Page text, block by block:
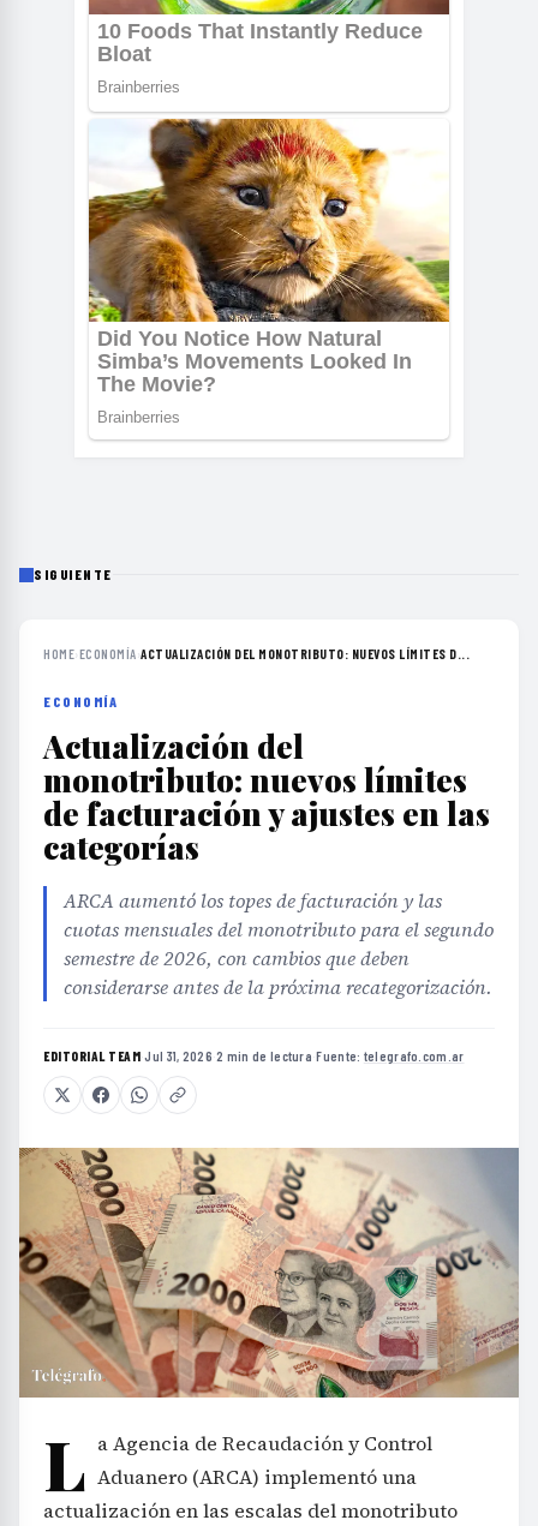
SIGUIENTE
HOME›ECONOMÍA›ACTUALIZACIÓN DEL MONOTRIBUTO: NUEVOS LÍMITES D...
ECONOMÍA
Actualización del
monotributo: nuevos límites
de facturación y ajustes en las
categorías
ARCA aumentó los topes de facturación y las
cuotas mensuales del monotributo para el segundo
semestre de 2026, con cambios que deben
considerarse antes de la próxima recategorización.
EDITORIAL TEAM·Jul 31, 2026·2 min de lectura·Fuente: telegrafo.com.ar
L a Agencia de Recaudación y Control
Aduanero (ARCA) implementó una
actualización en las escalas del monotributo